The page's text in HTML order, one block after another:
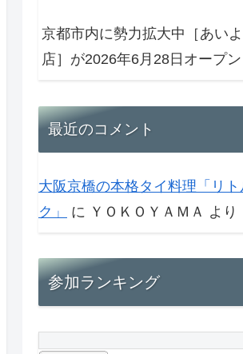
京都市内に勢力拡大中［あいよ
店］が2026年6月28日オープン
最近のコメント
大阪京橋の本格タイ料理「リト
ク」
に ＹＯＫＯＹＡＭＡ より
参加ランキング